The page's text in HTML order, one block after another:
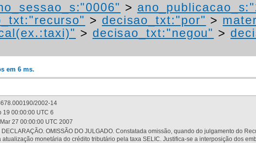
>
> decisao_txt:"por" >
> decisao_txt:"negou" >
em 6 ms.
2002-14
19 00:00:00 UTC 6
27 00:00:00 UTC 2007
DECLARAÇÃO. OMISSÃO DO JULGADO. Constatada omissão, quando do julgamento do
monetária do crédito tributário pela taxa SELIC. Justifica-se a interposição dos